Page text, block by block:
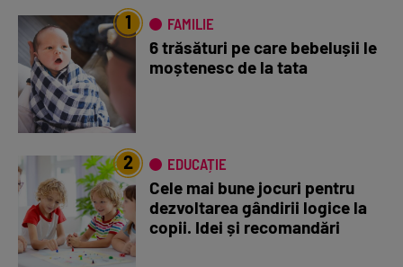
1 FAMILIE
6 trăsături pe care bebelușii le
moștenesc de la tata
2 EDUCAȚIE
Cele mai bune jocuri pentru
dezvoltarea gândirii logice la
copii. Idei și recomandări